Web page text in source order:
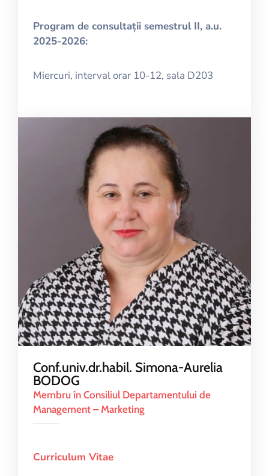
Program de consultații semestrul II, a.u.
2025-2026:
Miercuri, interval orar 10-12, sala D203
Conf.univ.dr.habil. Simona-Aurelia
BODOG
Membru în Consiliul Departamentului de
Management – Marketing
Curriculum Vitae